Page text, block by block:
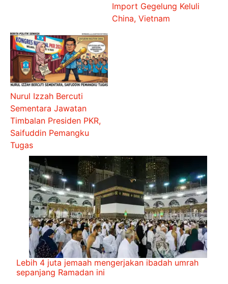
Import Gegelung Keluli
China, Vietnam
Nurul Izzah Bercuti
Sementara Jawatan
Timbalan Presiden PKR,
Saifuddin Pemangku
Tugas
Lebih 4 juta jemaah mengerjakan ibadah umrah
sepanjang Ramadan ini